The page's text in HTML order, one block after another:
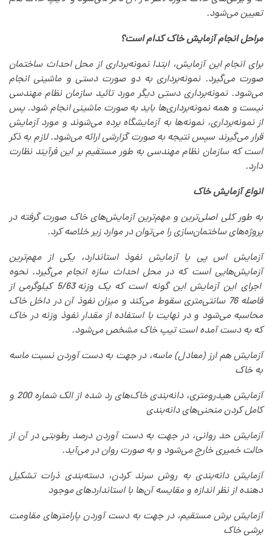
تعیین‌ می‌شود.
مراحل انجام آزمایش خاک کدام است؟
برای انجام این آزمایش، ابتدا نمونه‌برداری از محل احداث ساختمان
صورت‌ می‌گیرد. نمونه‌برداری به دو صورت دستی و ماشینی انجام‌
می‌شود. نمونه‌برداری دستی دیگر مورد تائید سازمان نظام مهندسی
نیست و همه نمونه‌برداری‌ها باید به صورت ماشینی انجام شود. پس
از نمونه‌برداری، نمونه‌ها به آزمایشگاه برده‌ می‌شوند و مورد آزمایش
قرار‌ می‌گیرند سپس نتیجه به صورت گزارشی ارائه‌ می‌شود. لازم به ذکر
است که سازمان نظام مهندسی به طور مستقیم بر این فرآیند نظارت
دارد.
انواع آزمایش خاک
به طور کلی اصلی‌ترین و مهم‌ترین آزمایش‌های خاک صورت گرفته در
پروژه‌های ساختمان‌سازی را می‌توان در موارد زیر خلاصه کرد.
آزمایش اس پی یا آزمایش نفوذ استاندارد، یکی از مهم‌ترین
آزمایش‌هایی است که در محل احداث سازه انجام‌ می‌گیرد. نحوه
اجرای این آزمایش این گونه است که یک وزنه 5/63 کیلوگرمی از
فاصله 76 سانتی‌متری سقوط‌ می‌کند و میزان نفوذ آن در داخل خاک
محاسبه‌ می‌شود و در نهایت با استفاده از مقدار نفوذ وزنه در خاک
که به دست آمده است تیپ خاک مشخص‌ می‌شود.
آزمایش هم ارز (معادل) ماسه، در جهت به دست آوردن نسبت ماسه
به خاک
آزمایش هیدرومتری، دانه‌بندی خاک‌های رد شده از الک شماره 200 و
کامل کردن منحنی‌های دانه‌بندی
آزمایش حد روانی، در جهت به دست آوردن درصد رطوبتی در آن از
حالت خمیری خارج می‌شود و به صورت روان در می‌آید.
آزمایش دانه‌بندی به روش سرند کردن، دسته‌بندی ذرات تشکیل
دهنده از نظر اندازه و مقایسه آن‌ها با استانداردهای موجود
آزمایش برش مستقیم، در جهت به دست آوردن پارامترهای مقاومت
برشی خاک